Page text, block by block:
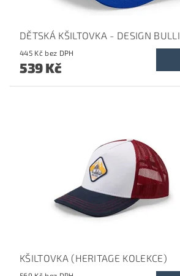
DĚTSKÁ KŠILTOVKA - DESIGN BULLI
445 Kč bez DPH
539 Kč
KŠILTOVKA (HERITAGE KOLEKCE)